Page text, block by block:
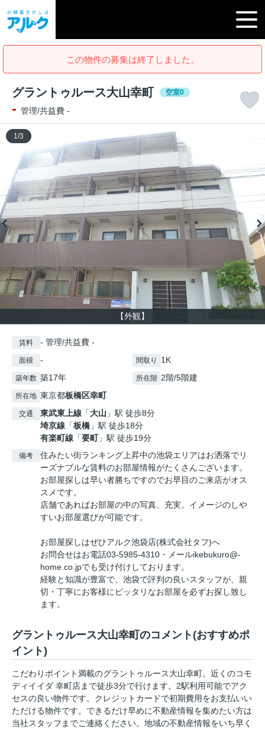
この物件の募集は終了しました。
グラントゥルース大山幸町 空室0
- 管理/共益費 -
【外観】
1 /3
賃料 - 管理/共益費 -
面積 - 間取り 1K
築年数 築17年 所在階 2階/5階建
所在地 東京都板橋区幸町
交通 東武東上線 「大山 」駅 徒歩8分
埼京線 「板橋 」駅 徒歩18分
有楽町線 「要町」駅 徒歩19分
備考
住みたい街ランキング上昇中の池袋エリアはお洒落でリ
ーズナブルな賃料のお部屋情報がたくさんございます。
お部屋探しは早い者勝ちですのでお早目のご来店がオス
スメです。
店舗であればお部屋の中の写真、充実。イメージのしや
すいお部屋選びが可能です。
お部屋探しはぜひアルク池袋店(株式会社タフ)へ
お問合せはお電話03-5985-4310・メールikebukuro@-
home.co.jpでも受け付けしております。
経験と知識が豊富で、池袋で評判の良いスタッフが、親
切・丁寧にお客様にピッタリなお部屋を必ずお探し致し
ます。
グラントゥルース大山幸町のコメント(おすすめポ
イント)
こだわりポイント満載のグラントゥルース大山幸町。近くのコモ
ディイイダ 幸町店まで徒歩3分で行けます。2駅利用可能でアク
セスの良い物件です。クレジットカードで初期費用をお支払いい
ただける物件です。できるだけ早めに不動産情報を集めたい方は
当社スタッフまでご連絡ください。地域の不動産情報をいち早く